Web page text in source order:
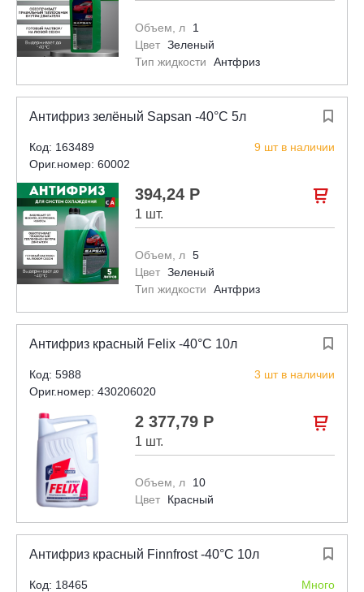
Объем, л
1
Цвет Зеленый
Тип жидкости
Антфриз

Антифриз зелёный Sapsan -40°С 5л
Код: 163489
9 шт в наличии
Ориг.номер: 60002
394,24 Р
1 шт.

Объем, л 5
Цвет Зеленый
Тип жидкости
Антфриз

Антифриз красный Felix -40°С 10л
Код: 5988
3 шт в наличии
Ориг.номер: 430206020
2 377,79 Р
1 шт.

Объем, л
10
Цвет
Красный

Антифриз красный Finnfrost -40°С 10л
Код: 18465
Много